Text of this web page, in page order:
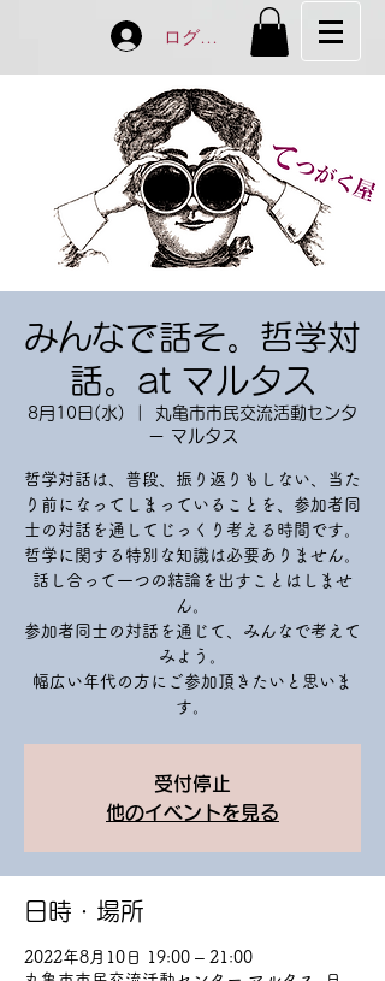
ログイン
みんなで話そ。哲学対
話。at マルタス
8月10日(水)
丸亀市市民交流活動センタ
ー マルタス
哲学対話は、普段、振り返りもしない、当た
り前になってしまっていることを、参加者同
士の対話を通してじっくり考える時間です。
哲学に関する特別な知識は必要ありません。
話し合って一つの結論を出すことはしませ
ん。
参加者同士の対話を通じて、みんなで考えて
みよう。
幅広い年代の方にご参加頂きたいと思いま
す。
受付停止
他のイベントを見る
日時・場所
2022年8月10日 19:00 – 21:00